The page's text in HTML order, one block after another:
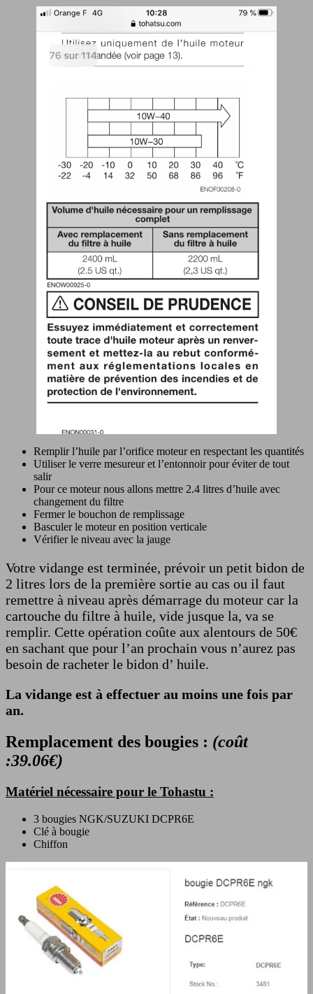
Remplir l’huile par l’orifice moteur en respectant les quantités
Utiliser le verre mesureur et l’entonnoir pour éviter de tout
salir
Pour ce moteur nous allons mettre 2.4 litres d’huile avec
changement du filtre
Fermer le bouchon de remplissage
Basculer le moteur en position verticale
Vérifier le niveau avec la jauge
Votre vidange est terminée, prévoir un petit bidon de
2 litres lors de la première sortie au cas ou il faut
remettre à niveau après démarrage du moteur car la
cartouche du filtre à huile, vide jusque la, va se
remplir. Cette opération coûte aux alentours de 50€
en sachant que pour l’an prochain vous n’aurez pas
besoin de racheter le bidon d’ huile.
La vidange est à effectuer au moins une fois par
an.
Remplacement des bougies : (coût
:39.06€)
Matériel nécessaire pour le Tohastu :
3 bougies NGK/SUZUKI DCPR6E
Clé à bougie
Chiffon